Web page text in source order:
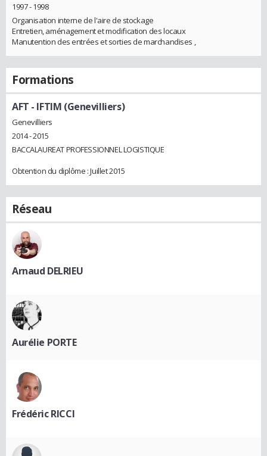
1997 - 1998
Organisation interne de l'aire de stockage
Entretien, aménagement et modification des locaux
Manutention des entrées et sorties de marchandises ,
Formations
AFT - IFTIM (Genevilliers)
Genevilliers
2014 - 2015
BACCALAUREAT PROFESSIONNEL LOGISTIQUE
Obtention du diplôme : Juillet 2015
Réseau
Arnaud DELRIEU
Aurélie PORTE
Frédéric RICCI